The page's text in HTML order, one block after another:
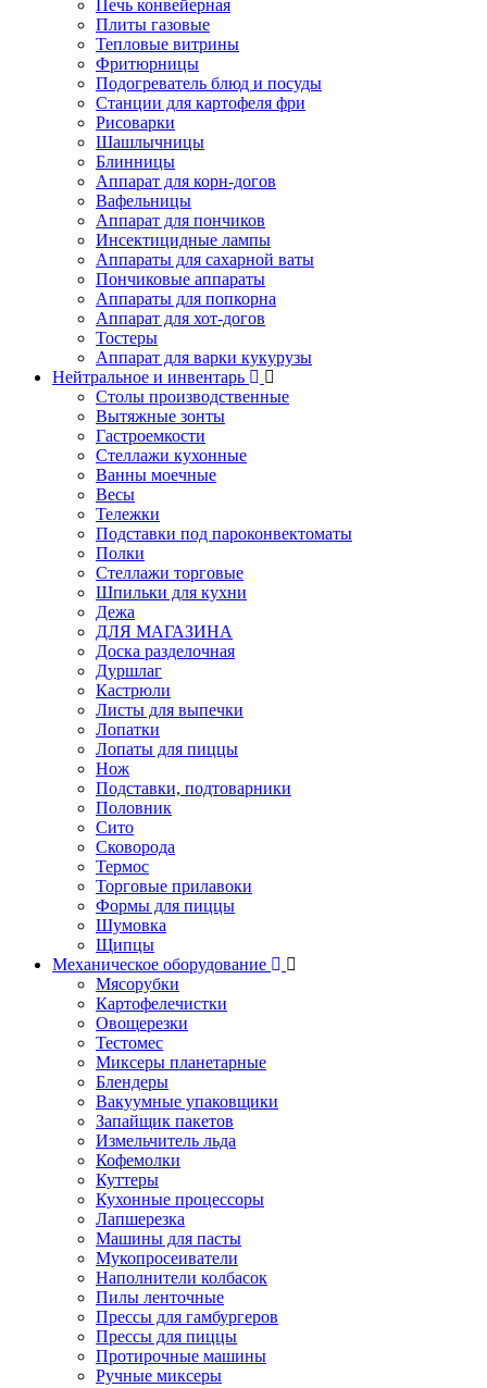
Печь конвейерная
Плиты газовые
Тепловые витрины
Фритюрницы
Подогреватель блюд и посуды
Станции для картофеля фри
Рисоварки
Шашлычницы
Блинницы
Аппарат для корн-догов
Вафельницы
Аппарат для пончиков
Инсектицидные лампы
Аппараты для сахарной ваты
Пончиковые аппараты
Аппараты для попкорна
Аппарат для хот-догов
Тостеры
Аппарат для варки кукурузы
Нейтральное и инвентарь
Столы производственные
Вытяжные зонты
Гастроемкости
Стеллажи кухонные
Ванны моечные
Весы
Тележки
Подставки под пароконвектоматы
Полки
Стеллажи торговые
Шпильки для кухни
Дежа
ДЛЯ МАГАЗИНА
Доска разделочная
Дуршлаг
Кастрюли
Листы для выпечки
Лопатки
Лопаты для пиццы
Нож
Подставки, подтоварники
Половник
Сито
Сковорода
Термос
Торговые прилавоки
Формы для пиццы
Шумовка
Щипцы
Механическое оборудование
Мясорубки
Картофелечистки
Овощерезки
Тестомес
Миксеры планетарные
Блендеры
Вакуумные упаковщики
Запайщик пакетов
Измельчитель льда
Кофемолки
Куттеры
Кухонные процессоры
Лапшерезка
Машины для пасты
Мукопросеиватели
Наполнители колбасок
Пилы ленточные
Прессы для гамбургеров
Прессы для пиццы
Протирочные машины
Ручные миксеры